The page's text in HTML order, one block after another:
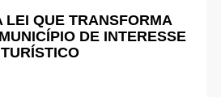
LEI QUE TRANSFORMA
DE INTERESSE
TURÍSTICO